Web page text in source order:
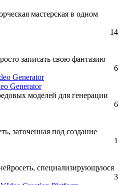
мастерская в одном
14
записать свою фантазию
6
Generator
моделей для генерации
6
заточенная под создание
1
специализирующуюся
3